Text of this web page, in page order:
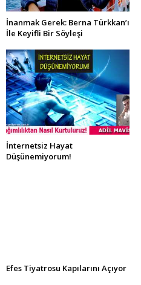
İnanmak Gerek: Berna Türkkan’ı
İle Keyifli Bir Söyleşi
İnternetsiz Hayat
Düşünemiyorum!
Efes Tiyatrosu Kapılarını Açıyor